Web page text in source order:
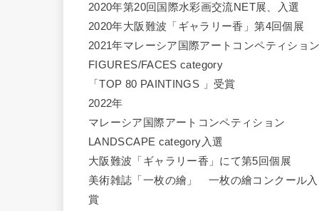
2020年第20回国際水彩画交流NET展、入選
2020年大阪難波「ギャラリー香」第4回個展
2021年マレーシア国際アートコンペティショ
FIGURES/FACES category
「TOP 80 PAINTINGS 」受賞
2022年
マレーシア国際アートコンペティション
LANDSCAPE category入選
大阪難波「ギャラリー香」にて第5回個展
美術雑誌「一枚の繪」 一枚の繪コンクール入
賞